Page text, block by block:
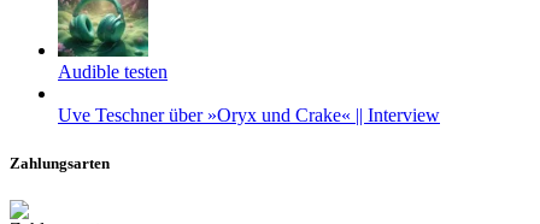
Audible testen
Uve Teschner über »Oryx und Crake« || Interview
Zahlungsarten